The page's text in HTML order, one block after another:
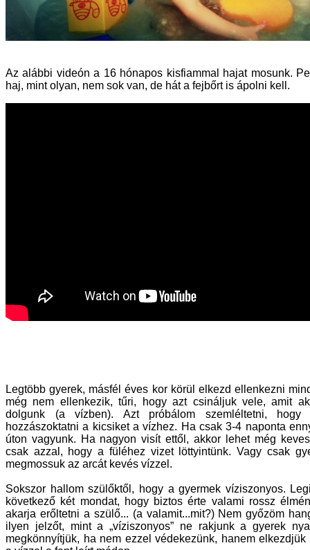
Az alábbi videón a 16 hónapos kisfiammal hajat mosunk.
haj, mint olyan, nem sok van, de hát a fejbőrt is ápolni kell.
Legtöbb gyerek, másfél éves kor körül elkezd ellenkezni
még nem ellenkezik, tűri, hogy azt csináljuk vele, amit
dolgunk (a vízben). Azt próbálom szemléltetni, hogy
hozzászoktatni a kicsiket a vízhez. Ha csak 3-4 naponta
úton vagyunk. Ha nagyon visít ettől, akkor lehet még
csak azzal, hogy a füléhez vizet löttyintünk. Vagy csak
megmossuk az arcát kevés vízzel.
Sokszor hallom szülőktől, hogy a gyermek víziszonyos.
következő két mondat, hogy biztos érte valami rossz
akarja erőltetni a szülő... (a valamit...mit?) Nem győzöm
ilyen jelzőt, mint a „víziszonyos” ne rakjunk a gyerek
megkönnyítjük, ha nem ezzel védekezünk, hanem